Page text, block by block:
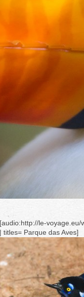
[audio:http://le-
| titles= Parque das Aves]